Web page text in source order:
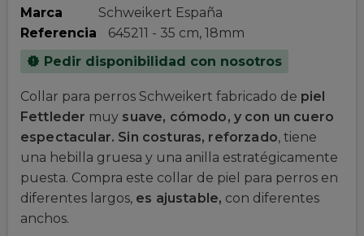
Marca
Schweikert España
Referencia
645211 - 35 cm, 18mm
new_releases Pedir disponibilidad con nosotros
Collar para perros Schweikert fabricado de piel
Fettleder muy suave, cómodo, y con un cuero
espectacular. Sin costuras, reforzado, tiene
una hebilla gruesa y una anilla estratégicamente
puesta. Compra este collar de piel para perros en
diferentes largos, es ajustable, con diferentes
anchos.